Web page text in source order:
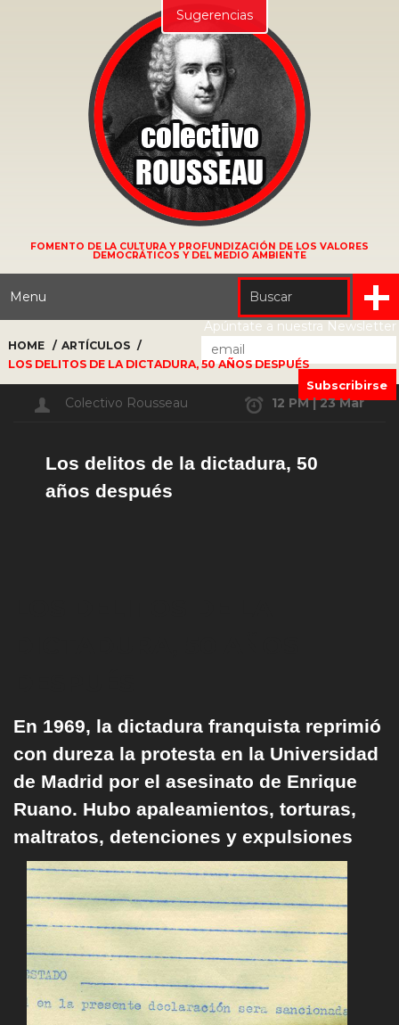
FOMENTO DE LA CULTURA Y PROFUNDIZACIÓN DE LOS VALORES
DEMOCRÁTICOS Y DEL MEDIO AMBIENTE
Menu
Apúntate a nuestra Newsletter
HOME
ARTÍCULOS
LOS DELITOS DE LA DICTADURA, 50 AÑOS DESPUÉS
Colectivo Rousseau 12 PM | 23 Mar
Los delitos de la dictadura, 50
años después
En 1969, la dictadura franquista reprimió
con dureza la protesta en la Universidad
de Madrid por el asesinato de Enrique
Ruano. Hubo apaleamientos, torturas,
maltratos, detenciones y expulsiones
Sugerencias